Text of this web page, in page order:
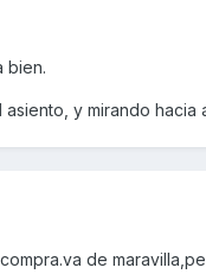
bien.
y mirando hacia
de